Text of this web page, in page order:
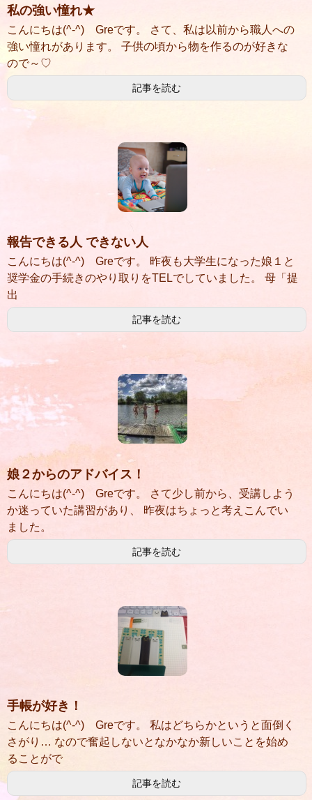
私の強い憧れ★
こんにちは(^-^) Greです。 さて、私は以前から職人への
強い憧れがあります。 子供の頃から物を作るのが好きな
ので～♡
記事を読む
報告できる人 できない人
こんにちは(^-^) Greです。 昨夜も大学生になった娘１と
奨学金の手続きのやり取りをTELでしていました。 母「提
出
記事を読む
娘２からのアドバイス！
こんにちは(^-^) Greです。 さて少し前から、受講しよう
か迷っていた講習があり、 昨夜はちょっと考えこんでい
ました。
記事を読む
手帳が好き！
こんにちは(^-^) Greです。 私はどちらかというと面倒く
さがり… なので奮起しないとなかなか新しいことを始め
ることがで
記事を読む